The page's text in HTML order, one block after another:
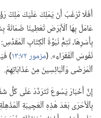
أَفَلَا تَرْغَبُ أَنْ يَمْلِكَ عَلَيْكَ مَلِكٌ
عَامَلَ بِهَا ٱلْأَبْرَصَ تُعْطِينَا
بِأَسْرِهَا،‏ تَتِمُّ نُبُوَّةُ ٱلْكِتَابِ
نُفُوسَ ٱلْفُقَرَاءِ».‏ (‏مزمور ٧٢:‏١٣ ‏)‏
ٱلْمَرْضَى وَٱلْبَائِسِينَ مِنْ عَذَابَاتِهِمْ.‏
إِنَّ أَخْبَارَ يَسُوعَ تَتَرَدَّدُ عَلَى كُلِّ
بِٱلْأَحْرَى بَعْدَ هٰذِهِ ٱلْعَجِيبَةِ